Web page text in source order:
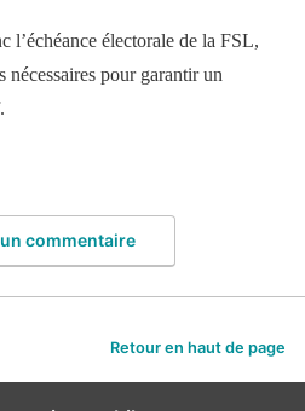
l’échéance électorale de la FSL,
nécessaires pour garantir un
commentaire
Retour en haut de page